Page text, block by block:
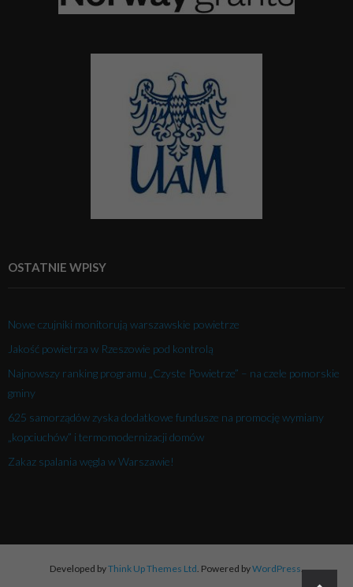
OSTATNIE WPISY
Nowe czujniki monitorują warszawskie powietrze
Jakość powietrza w Rzeszowie pod kontrolą
Najnowszy ranking programu „Czyste Powietrze” – na czele pomorskie
gminy
625 samorządów zyska dodatkowe fundusze na promocję wymiany
„kopciuchów” i termomodernizacji domów
Zakaz spalania węgla w Warszawie!
Developed byThink Up Themes Ltd . Powered byWordPress.